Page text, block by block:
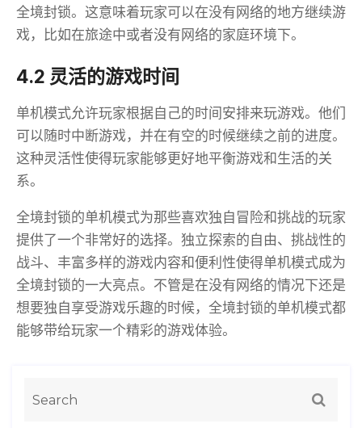
全境封锁。这意味着玩家可以在没有网络的地方继续游
戏，比如在旅途中或者没有网络的家庭环境下。
4.2 灵活的游戏时间
单机模式允许玩家根据自己的时间安排来玩游戏。他们
可以随时中断游戏，并在有空的时候继续之前的进度。
这种灵活性使得玩家能够更好地平衡游戏和生活的关
系。
全境封锁的单机模式为那些喜欢独自冒险和挑战的玩家
提供了一个非常好的选择。独立探索的自由、挑战性的
战斗、丰富多样的游戏内容和便利性使得单机模式成为
全境封锁的一大亮点。不管是在没有网络的情况下还是
想要独自享受游戏乐趣的时候，全境封锁的单机模式都
能够带给玩家一个精彩的游戏体验。